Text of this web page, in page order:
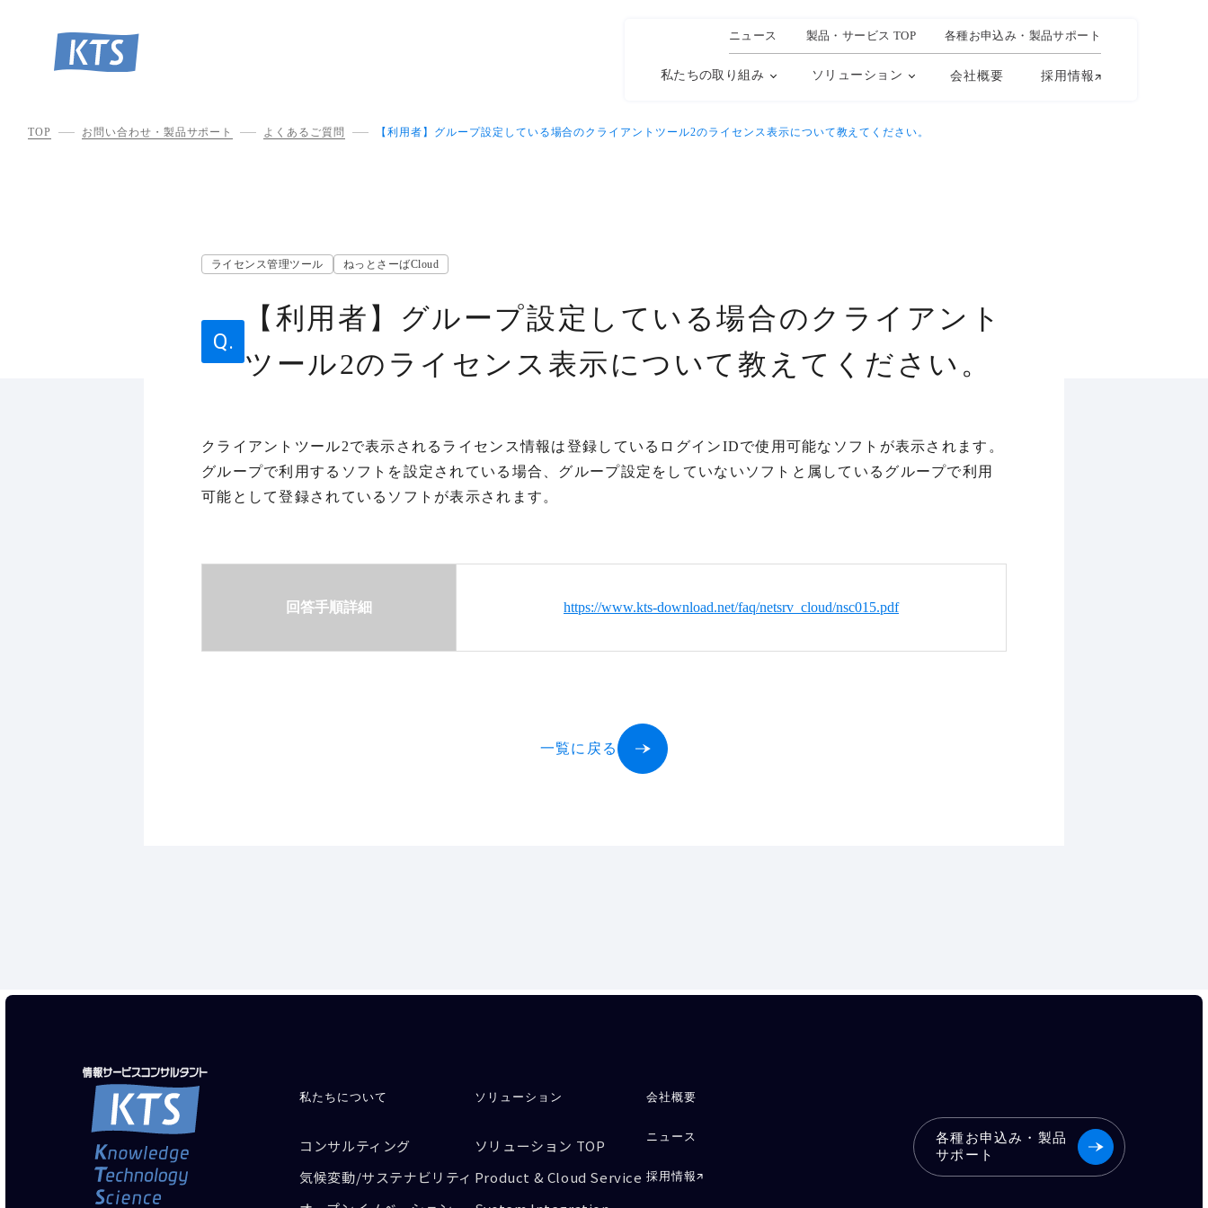
私たちの取り組み ソリューション 会社概要 採用情報
ニュース 製品・サービス TOP 各種お申込み・製品サポート
TOP お問い合わせ・製品サポート よくあるご質問 【利用者】グループ設定している場合のクライアントツール2のライセンス表示について教えてください。
ライセンス管理ツール ねっとさーばCloud
【利用者】グループ設定している場合のクライアント
ツール2のライセンス表示について教えてください。
クライアントツール2で表示されるライセンス情報は登録しているログインIDで使用可能なソフトが表示されます。
グループで利用するソフトを設定されている場合、グループ設定をしていないソフトと属しているグループで利用
可能として登録されているソフトが表示されます。
回答手順詳細 https://www.kts-download.net/faq/netsrv_cloud/nsc015.pdf
一覧に戻る
私たちについて
コンサルティング
気候変動/サステナビリティ
ソリューション
ソリューション TOP
Product & Cloud Service
会社概要
ニュース
採用情報
各種お申込み・製品
サポート